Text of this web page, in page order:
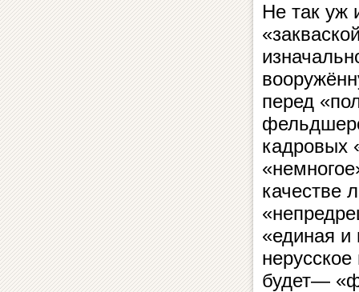
Не так уж
перед
кадровых
качестве
«единая и
будет—